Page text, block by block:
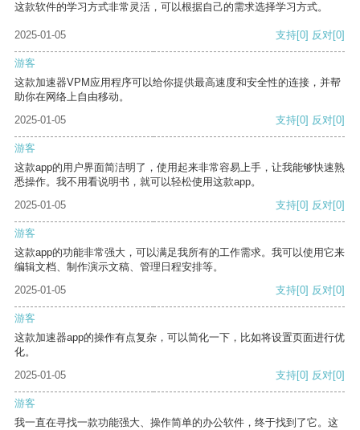
这款软件的学习方式非常灵活，可以根据自己的需求选择学习方式。
2025-01-05 支持[0] 反对[0]
游客
这款加速器VPM应用程序可以给你提供最高速度和安全性的连接，并帮
助你在网络上自由移动。
2025-01-05
支持[0] 反对[0]
游客
这款app的用户界面简洁明了，使用起来非常容易上手，让我能够快速熟
悉操作。我不用看说明书，就可以轻松使用这款app。
2025-01-05
支持[0] 反对[0]
游客
这款app的功能非常强大，可以满足我所有的工作需求。我可以使用它来
编辑文档、制作演示文稿、管理日程安排等。
2025-01-05
支持[0] 反对[0]
游客
这款加速器app的操作有点复杂，可以简化一下，比如将设置页面进行优
化。
2025-01-05
支持[0] 反对[0]
游客
我一直在寻找一款功能强大、操作简单的办公软件，终于找到了它。这